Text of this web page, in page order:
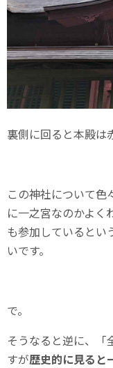
裏側に回ると本殿は
この神社について色
に一之宮なのかよく
も参加しているとい
いです。
で。
そうなると逆に、「
すが歴史的に見ると